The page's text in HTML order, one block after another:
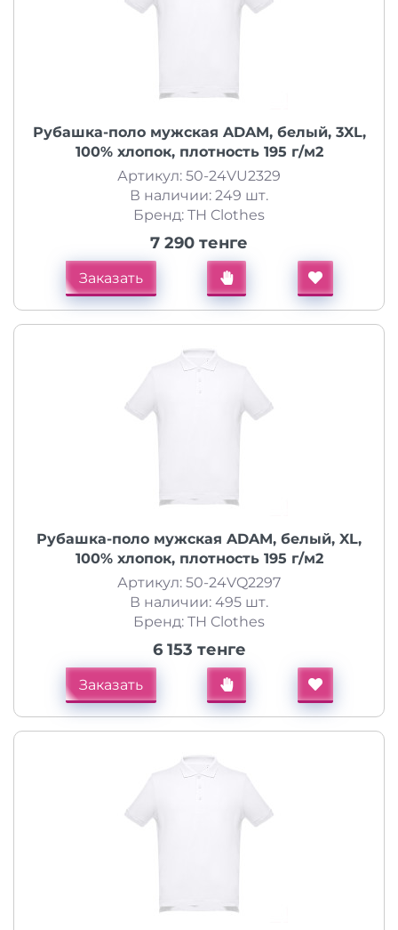
Рубашка-поло мужская ADAM, белый, 3XL,
100% хлопок, плотность 195 г/м2
Артикул: 50-24VU2329
В наличии: 249 шт.
Бренд: TH Clothes
7 290 тенге
Заказать
Рубашка-поло мужская ADAM, белый, XL,
100% хлопок, плотность 195 г/м2
Артикул: 50-24VQ2297
В наличии: 495 шт.
Бренд: TH Clothes
6 153 тенге
Заказать